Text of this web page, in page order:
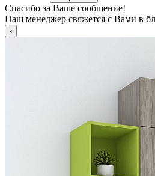
Спасибо за Ваше сообщение!
Наш менеджер свяжется с Вами в